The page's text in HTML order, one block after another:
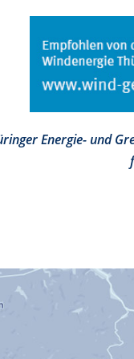
Energie- und